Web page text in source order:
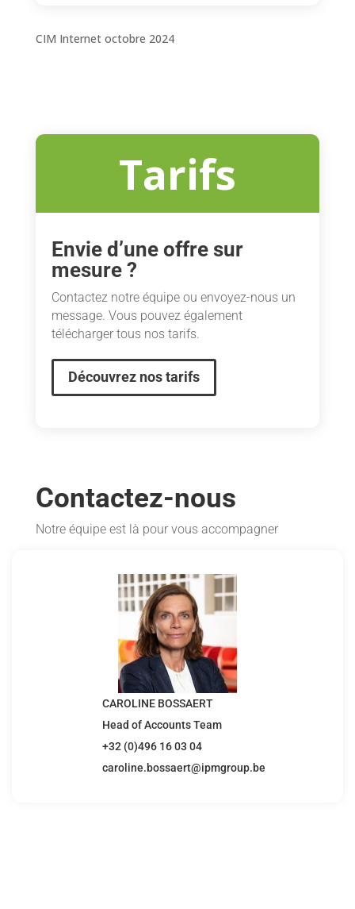
CIM Internet octobre 2024
Tarifs
Envie d’une offre sur
mesure ?
Contactez notre équipe ou envoyez-nous un
message. Vous pouvez également
télécharger tous nos tarifs.
Découvrez nos tarifs
Contactez-nous
Notre équipe est là pour vous accompagner
CAROLINE BOSSAERT
Head of Accounts Team
+32 (0)496 16 03 04
caroline.bossaert@ipmgroup.be